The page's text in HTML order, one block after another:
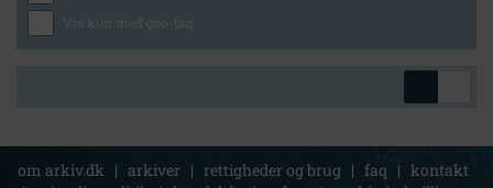
Vis kun med geo-tag
om arkiv.dk | arkiver | rettigheder og brug | faq | kontakt